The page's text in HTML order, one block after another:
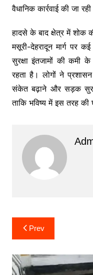
वैधानिक कार्रवाई की जा
हादसे के बाद क्षेत्र में शोक
मसूरी-देहरादून मार्ग पर
सुरक्षा इंतजामों की कमी
रहता है। लोगों ने
संकेत बढ़ाने और सड़क
ताकि भविष्य में इस तरह
Post
navigation
Prev